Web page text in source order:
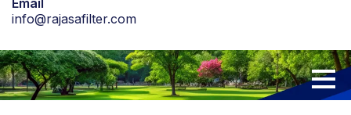
Email
info@rajasafilter.com